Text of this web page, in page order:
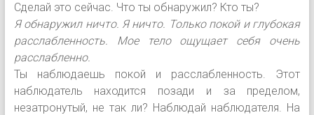
Сделай это сейчас. Что ты обнаружил? Кто ты?
Я обнаружил ничто. Я ничто. Только покой и глубокая
расслабленность. Мое тело ощущает себя очень
расслабленно.
Ты наблюдаешь покой и расслабленность. Этот
наблюдатель находится позади и за пределом,
незатронутый, не так ли? Наблюдай наблюдателя. На